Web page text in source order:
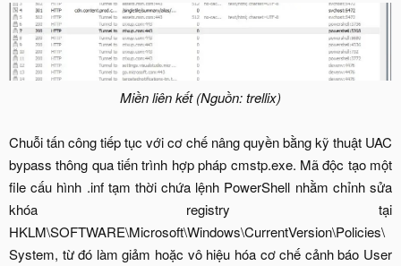
Miền liên kết (Nguồn: trellix)
Chuỗi tấn công tiếp tục với cơ chế nâng quyền bằng kỹ thuật UAC
bypass thông qua tiến trình hợp pháp cmstp.exe. Mã độc tạo một
file cấu hình .inf tạm thời chứa lệnh PowerShell nhằm chỉnh sửa
khóa registry tại
HKLM\SOFTWARE\Microsoft\Windows\CurrentVersion\Policies\
System, từ đó làm giảm hoặc vô hiệu hóa cơ chế cảnh báo User